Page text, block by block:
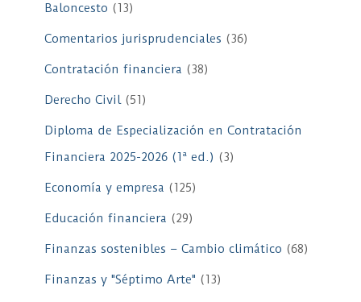
Baloncesto (13)
Comentarios jurisprudenciales (36)
Contratación financiera (38)
Derecho Civil(51)
Diploma de Especialización en Contratación
Financiera 2025-2026 (1ª ed.) (3)
Economía y empresa (125)
Educación financiera (29)
Finanzas sostenibles – Cambio climático (68)
Finanzas y "Séptimo Arte" (13)